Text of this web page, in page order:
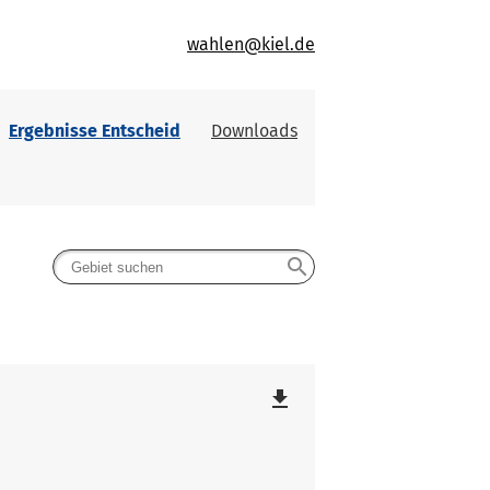
wahlen@kiel.de
Ergebnisse Entscheid Downloads
search
file_download